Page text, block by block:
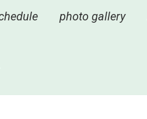
photo gallery